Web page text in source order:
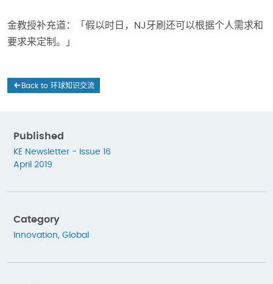
金教授补充道：「假以时日，NJ牙刷还可以根据个人需求和
要求来定制。」
Back to 环球知识交流
Published
KE Newsletter - Issue 16
April 2019
Category
Innovation Global